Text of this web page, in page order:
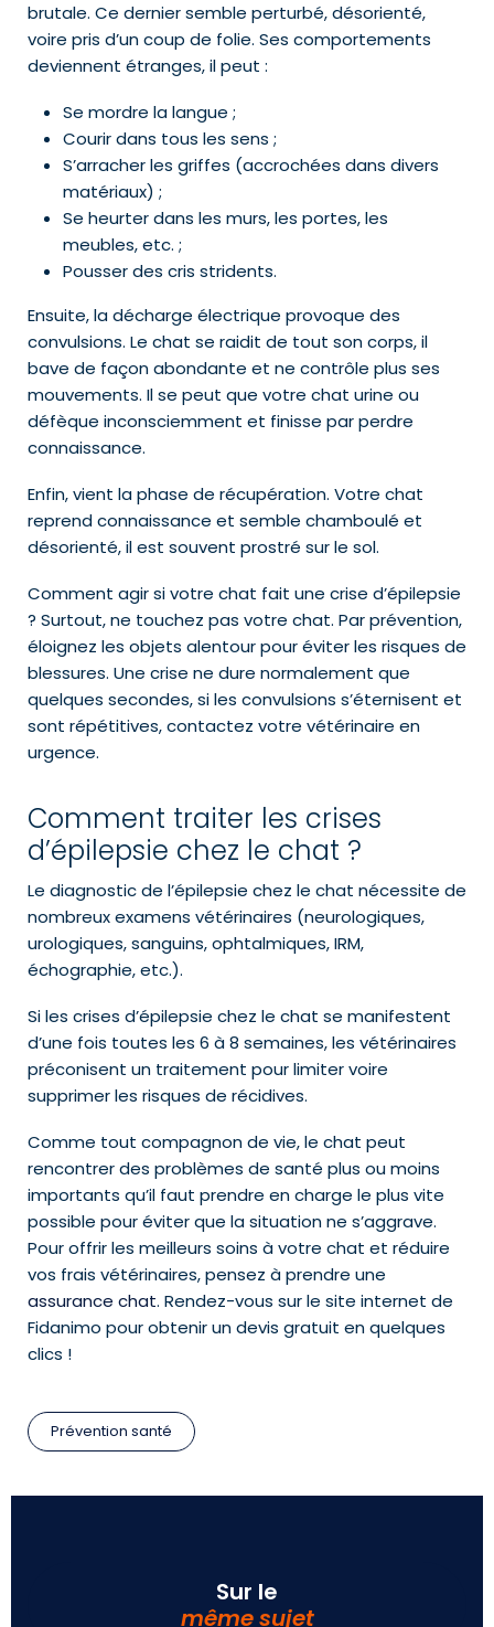
brutale. Ce dernier semble perturbé, désorienté,
voire pris d’un coup de folie. Ses comportements
deviennent étranges, il peut :
Se mordre la langue ;
Courir dans tous les sens ;
S’arracher les griffes (accrochées dans divers
matériaux) ;
Se heurter dans les murs, les portes, les
meubles, etc. ;
Pousser des cris stridents.
Ensuite, la décharge électrique provoque des
convulsions. Le chat se raidit de tout son corps, il
bave de façon abondante et ne contrôle plus ses
mouvements. Il se peut que votre chat urine ou
défèque inconsciemment et finisse par perdre
connaissance.
Enfin, vient la phase de récupération. Votre chat
reprend connaissance et semble chamboulé et
désorienté, il est souvent prostré sur le sol.
Comment agir si votre chat fait une crise d’épilepsie
? Surtout, ne touchez pas votre chat. Par prévention,
éloignez les objets alentour pour éviter les risques de
blessures. Une crise ne dure normalement que
quelques secondes, si les convulsions s’éternisent et
sont répétitives, contactez votre vétérinaire en
urgence.
Comment traiter les crises
d’épilepsie chez le chat ?
Le diagnostic de l’épilepsie chez le chat nécessite de
nombreux examens vétérinaires (neurologiques,
urologiques, sanguins, ophtalmiques, IRM,
échographie, etc.).
Si les crises d’épilepsie chez le chat se manifestent
d’une fois toutes les 6 à 8 semaines, les vétérinaires
préconisent un traitement pour limiter voire
supprimer les risques de récidives.
Comme tout compagnon de vie, le chat peut
rencontrer des problèmes de santé plus ou moins
importants qu’il faut prendre en charge le plus vite
possible pour éviter que la situation ne s’aggrave.
Pour offrir les meilleurs soins à votre chat et réduire
vos frais vétérinaires, pensez à prendre une
assurance chat. Rendez-vous sur le site internet de
Fidanimo pour obtenir un devis gratuit en quelques
clics !
Prévention santé
Sur le
même sujet